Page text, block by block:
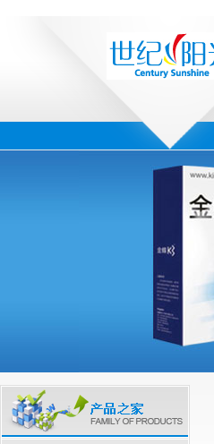
02
null